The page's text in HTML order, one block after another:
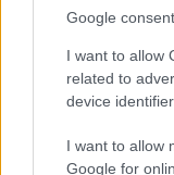
Google
I want to allow
related to
device
I want to allow
Google for